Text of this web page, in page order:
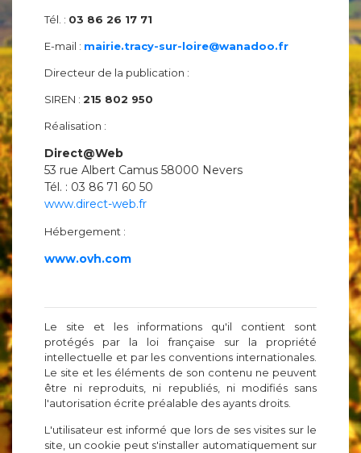
Tél. : 03 86 26 17 71
E-mail : mairie.tracy-sur-loire@wanadoo.fr
Directeur de la publication :
SIREN : 215 802 950
Réalisation :
Direct@Web
53 rue Albert Camus 58000 Nevers
Tél. : 03 86 71 60 50
www.direct-web.fr
Hébergement :
www.ovh.com
Le site et les informations qu'il contient sont
protégés par la loi française sur la propriété
intellectuelle et par les conventions internationales.
Le site et les éléments de son contenu ne peuvent
être ni reproduits, ni republiés, ni modifiés sans
l'autorisation écrite préalable des ayants droits.
L'utilisateur est informé que lors de ses visites sur le
site, un cookie peut s'installer automatiquement sur